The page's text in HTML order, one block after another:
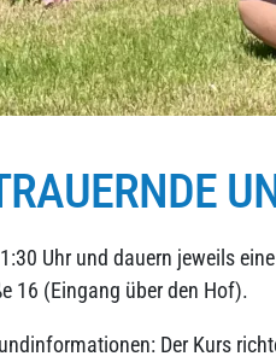
Uhr und dauern jeweils
16 (Eingang über den Hof).
Der Kurs